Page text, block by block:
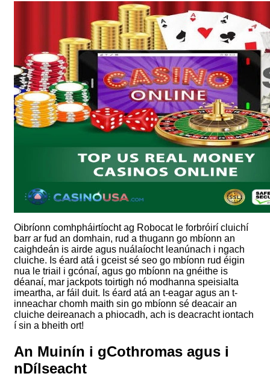
Oibríonn comhpháirtíocht ag Robocat le forbróirí cluichí
barr ar fud an domhain, rud a thugann go mbíonn an
caighdeán is airde agus nuálaíocht leanúnach i ngach
cluiche. Is éard atá i gceist sé seo go mbíonn rud éigin
nua le triail i gcónaí, agus go mbíonn na gnéithe is
déanaí, mar jackpots toirtigh nó modhanna speisialta
imeartha, ar fáil duit. Is éard atá an t-eagar agus an t-
inneachar chomh maith sin go mbíonn sé deacair an
cluiche deireanach a phiocadh, ach is deacracht iontach
í sin a bheith ort!
An Muinín i gCothromas agus i
nDílseacht